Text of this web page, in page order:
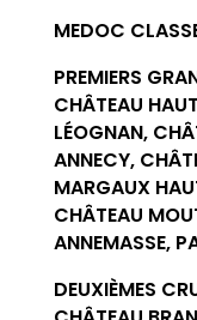
MEDOC
PREMIERS
CHÂTEAU
LÉOGNAN,
ANNECY,
MARGAUX
CHÂTEAU
ANNEMASSE,
DEUXIÈMES